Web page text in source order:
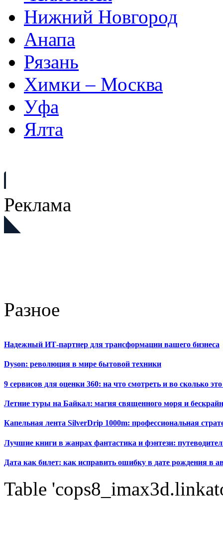
Нижний Новгород
Анапа
Рязань
Химки – Москва
Уфа
Ялта
Реклама
Разное
Надежный ИТ-партнер для трансформации вашего бизнеса
Dyson: революция в мире бытовой техники
9 сервисов для оценки 360: на что смотреть и во сколько это
Летние туры на Байкал: магия священного моря и
Капельная лента SilverDrip 1000m: профессиональная
Лучшие книги в жанрах фантастика и фэнтези:
Дата как билет: как исправить ошибку в дате рождения в
Table